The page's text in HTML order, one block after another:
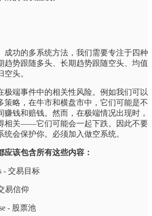
成功的多系统方法，我们需要专注于四种
趋势跟随多头、长期趋势跟随空头、均值
头。
极端事件中的相关性风险。例如我们可以
策略，在牛市和横盘市中，它们可能是不
赚钱和赔钱。然而，在极端情况出现时，
相关——它们可能会一起下跌。因此不要
会保护你。必须加入做空系统。
应该包含所有这些内容：
- 交易目标
易信仰
- 股票池